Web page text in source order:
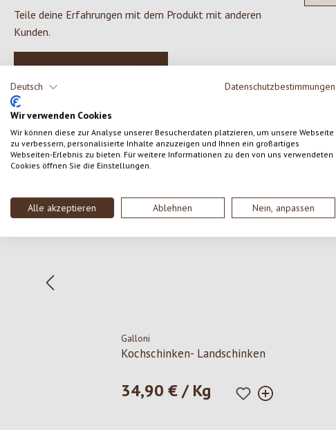
Deutsch Datenschutzbestimmungen
Wir verwenden Cookies
Wir können diese zur Analyse unserer Besucherdaten platzieren, um unsere Webseite
zu verbessern, personalisierte Inhalte anzuzeigen und Ihnen ein großartiges
Webseiten-Erlebnis zu bieten. Für weitere Informationen zu den von uns verwendeten
Cookies öffnen Sie die Einstellungen.
Alle akzeptieren Ablehnen Nein, anpassen
Teile deine Erfahrungen mit dem Produkt mit anderen
Kunden.
SCHREIBE EINE BEWERTUNG
Produktgalerie überspringen
Galloni
Kochschinken- Landschinken
Regulärer Preis:
34,90 € / Kg